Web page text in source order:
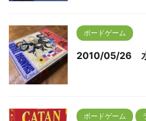
ボードゲーム
2010/05/26
ボードゲーム